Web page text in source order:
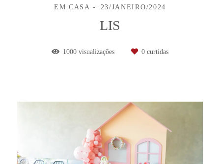
EM CASA
23/JANEIRO/2024
LIS
1000 visualizações 0 curtidas